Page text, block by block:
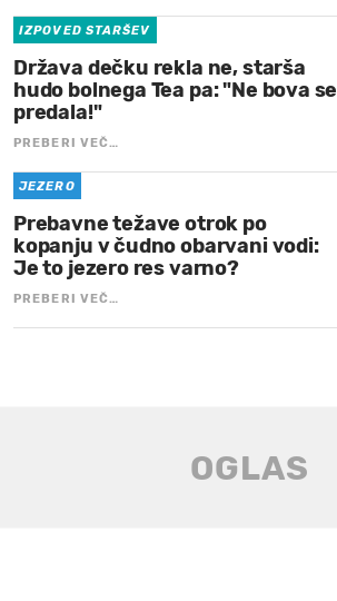
IZPOVED STARŠEV
Država dečku rekla ne, starša
hudo bolnega Tea pa: "Ne bova se
predala!"
PREBERI VEČ…
JEZERO
Prebavne težave otrok po
kopanju v čudno obarvani vodi:
Je to jezero res varno?
PREBERI VEČ…